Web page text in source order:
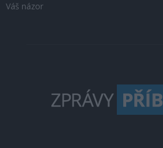
Váš názor